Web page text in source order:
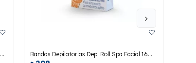
Bandas Depilatorias Depi Roll Spa Facial 16